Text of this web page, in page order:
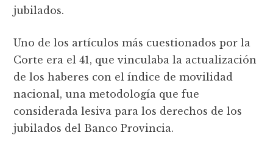
jubilados.
Uno de los artículos más cuestionados por la
Corte era el 41, que vinculaba la actualización
de los haberes con el índice de movilidad
nacional, una metodología que fue
considerada lesiva para los derechos de los
jubilados del Banco Provincia.